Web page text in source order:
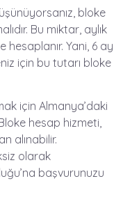
bloke
Bu miktar, aylık
hesaplanır. Yani, 6 ay
için bu tutarı bloke
için Almanya’daki
hesap hizmeti,
alınabilir.
olarak
başvurunuzu